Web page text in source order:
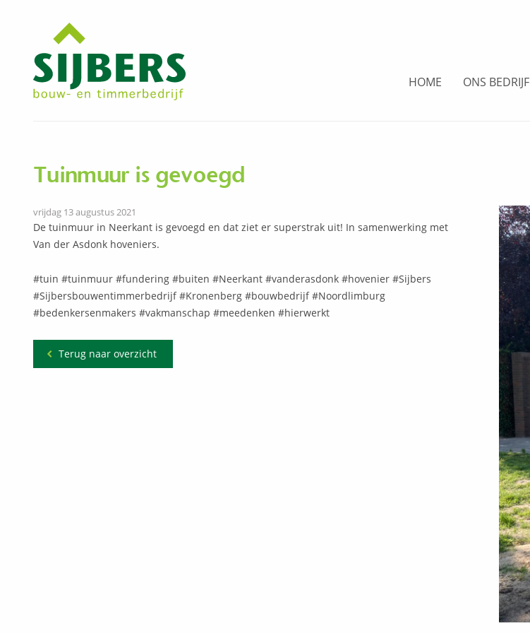
HOME ONS BEDRIJF
Tuinmuur is gevoegd
vrijdag 13 augustus 2021
De tuinmuur in Neerkant is gevoegd en dat ziet er superstrak uit! In samenwerking met
Van der Asdonk hoveniers.
#tuin #tuinmuur #fundering #buiten #Neerkant #vanderasdonk #hovenier #Sijbers
#Sijbersbouwentimmerbedrijf #Kronenberg #bouwbedrijf #Noordlimburg
#bedenkersenmakers #vakmanschap #meedenken #hierwerkt
Terug naar overzicht